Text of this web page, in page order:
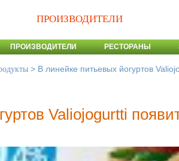
ПРОИЗВОДИТЕЛИ
ПРОИЗВОДИТЕЛИ РЕСТОРАНЫ
> В линейке питьевых йогуртов
Valiojogurtti